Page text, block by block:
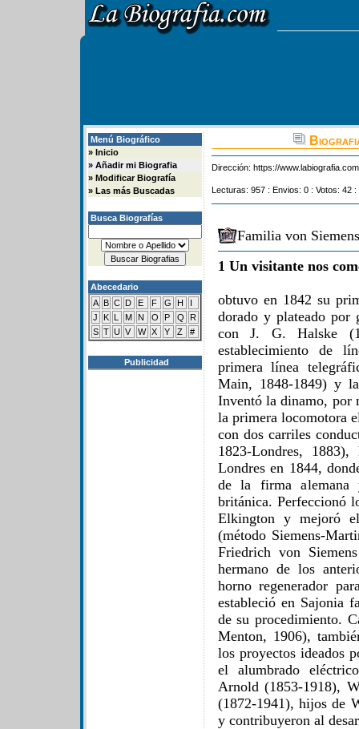
Menú Biográfico
» Inicio
» Añadir mi Biografia
» Modificar Biografía
» Las más Buscadas
Busca Biografías
Abecedario
A B C D E F G H
I
J
K L M N O P Q
R
S T U V W X Y Z #
Publicidad
Dirección: https://
Lecturas: 957 : Envios: 0 : Votos: 42
Familia von
1 Un visitante nos
obtuvo en 1842 su
dorado y plateado por
con J. G. Halske
establecimiento de
primera línea
Main, 1848-1849) y
Inventó la dinamo, por
la primera locomotora
con dos carriles
1823-Londres,
Londres en 1844,
de la firma alemana
británica. Perfeccionó
Elkington y mejoró
(método Siemens-
Friedrich von
hermano de los
horno regenerador
estableció en Sajonia
de su procedimiento.
Menton, 1906),
los proyectos ideados
el alumbrado
Arnold (1853-1918),
(1872-1941), hijos de
y contribuyeron al